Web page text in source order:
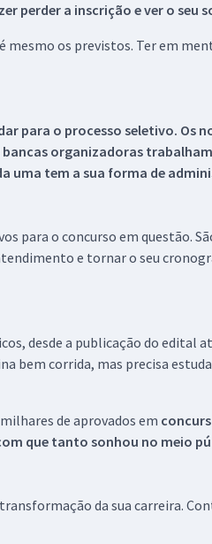
perder a inscrição e ver o seu
os previstos. Ter em
para o processo seletivo.
organizadoras
tem a sua forma de
para o concurso em questão.
e tornar o seu
desde a publicação do edital
bem corrida, mas precisa
de aprovados em
que tanto sonhou no meio
da sua carreira.